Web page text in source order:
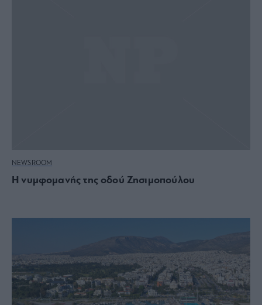
NEWSROOM
Η νυμφομανής της οδού Ζησιμοπούλου